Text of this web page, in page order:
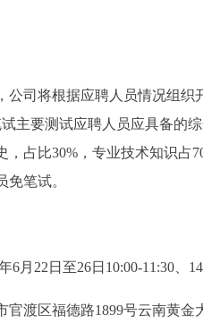
公司将根据应聘人员情况组
主要测试应聘人员应具备的
，占比30%，专业技术知识占
免笔试。
6月22日至26日10:00-11:30、
官渡区福德路1899号云南黄金